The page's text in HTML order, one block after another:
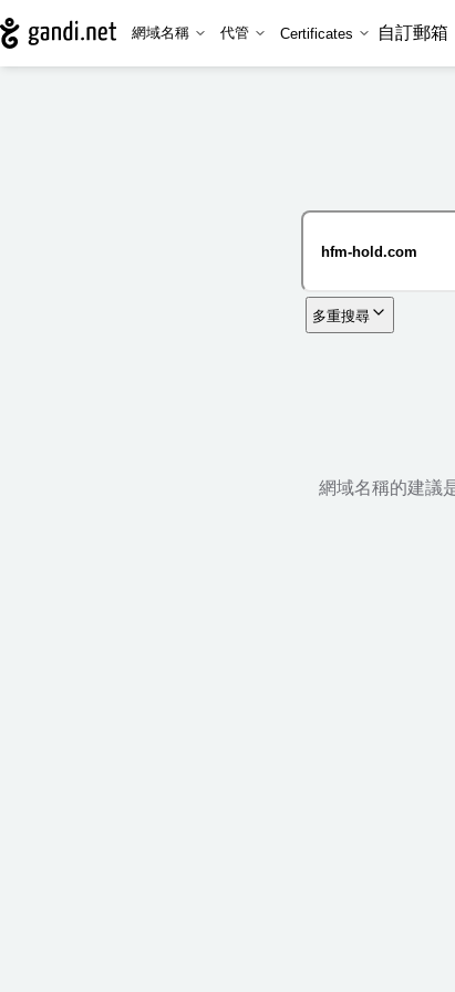
網域名稱 代管 Certificates 自訂郵箱
多重搜尋
網域名稱的建議